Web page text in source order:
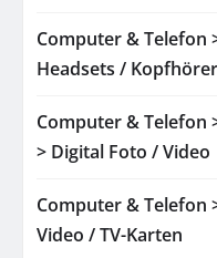
Computer & Telefon
Headsets / Kopfhörer
Computer & Telefon
> Digital Foto / Video
Computer & Telefon
Video / TV-Karten